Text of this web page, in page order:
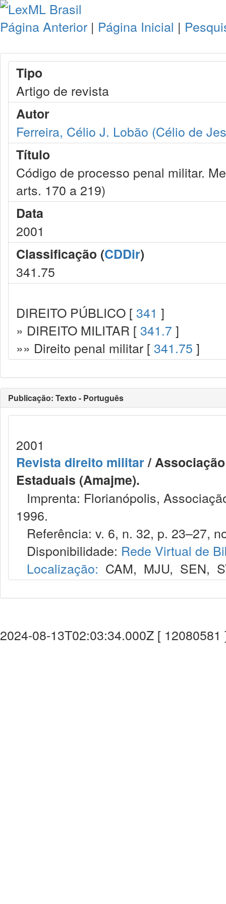
Página Anterior | Página Inicial |
Tipo
Artigo de revista
Autor
Ferreira, Célio J. Lobão (Célio de
Título
Código de processo penal militar.
arts. 170 a 219)
Data
2001
Classificação (CDDir)
341.75
DIREITO PÚBLICO [ 341 ]
» DIREITO MILITAR [ 341.7 ]
»» Direito penal militar [ 341.75 ]
Publicação: Texto - Português
2001
Revista direito militar/
Estaduais (Amajme).
Imprenta: Florianópolis,
1996.
Referência: v. 6, n. 32, p. 23–27,
Disponibilidade: Rede Virtual de
Localização: CAM, MJU, SEN,
2024-08-13T02:03:34.000Z [ 12080581